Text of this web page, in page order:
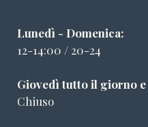
Lunedì - Domenica:
12-14:00 / 20-24
Giovedì tutto il giorno e
Chiuso